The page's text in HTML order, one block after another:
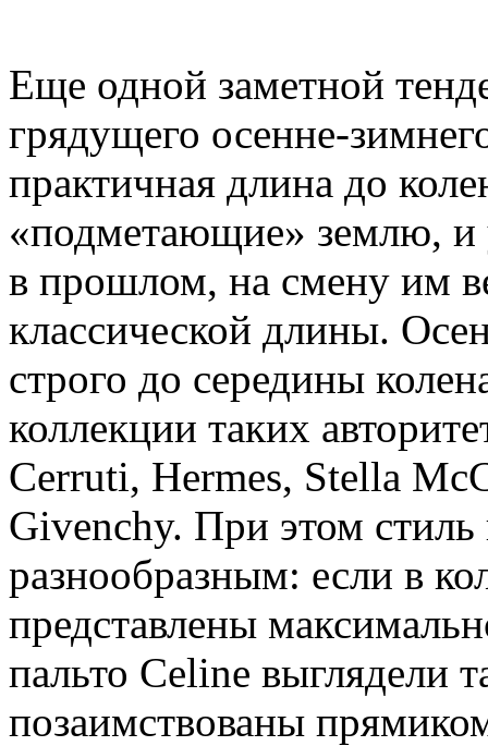
Еще одной заметной
грядущего осенне-
практичная длина до
«подметающие» землю, и
в прошлом, на смену им
классической длины.
строго до середины
коллекции таких
Cerruti, Hermes, Stella
Givenchy. При этом стиль
разнообразным: если в
представлены
пальто Celine выглядели
позаимствованы